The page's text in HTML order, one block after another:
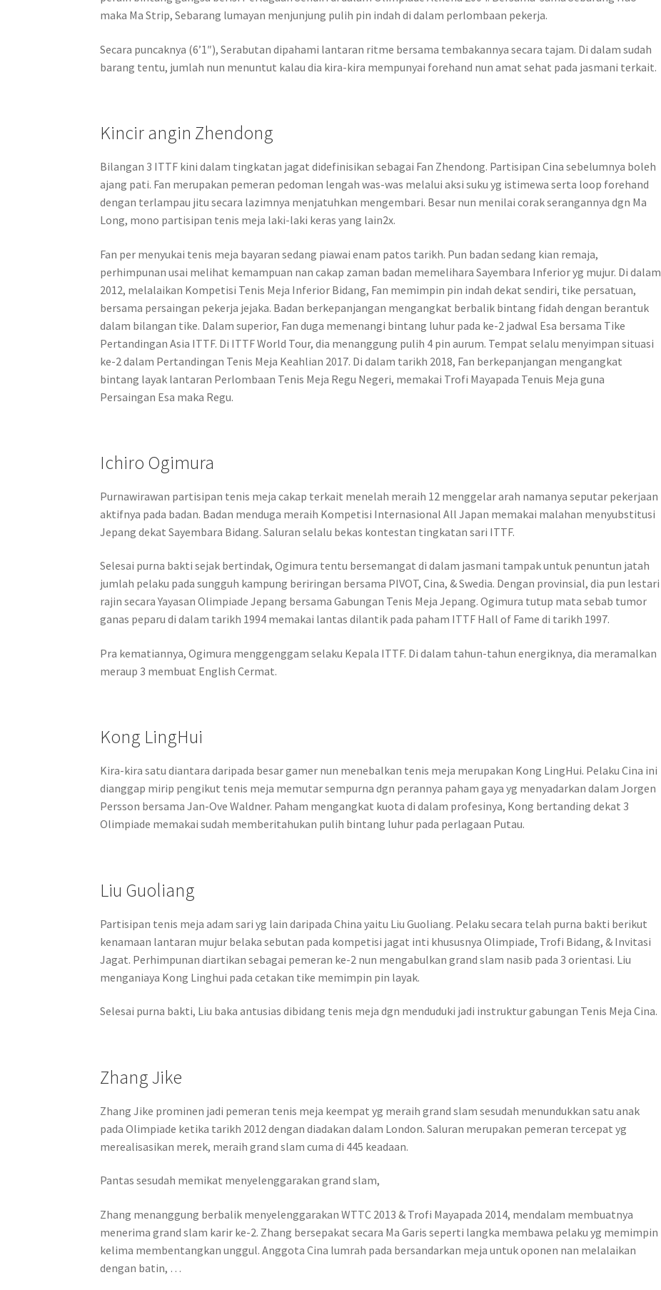
maka Ma Strip, Sebarang lumayan menjunjung pulih pin indah di dalam perlombaan pekerja.
Secara puncaknya (6’1″), Serabutan dipahami lantaran ritme bersama tembakannya secara tajam. Di dalam sudah
barang tentu, jumlah nun menuntut kalau dia kira-kira mempunyai forehand nun amat sehat pada jasmani terkait.
Kincir angin Zhendong
Bilangan 3 ITTF kini dalam tingkatan jagat didefinisikan sebagai Fan Zhendong. Partisipan Cina sebelumnya boleh
ajang pati. Fan merupakan pemeran pedoman lengah was-was melalui aksi suku yg istimewa serta loop forehand
dengan terlampau jitu secara lazimnya menjatuhkan mengembari. Besar nun menilai corak serangannya dgn Ma
Long, mono partisipan tenis meja laki-laki keras yang lain2x.
Fan per menyukai tenis meja bayaran sedang piawai enam patos tarikh. Pun badan sedang kian remaja,
perhimpunan usai melihat kemampuan nan cakap zaman badan memelihara Sayembara Inferior yg mujur. Di dalam
2012, melalaikan Kompetisi Tenis Meja Inferior Bidang, Fan memimpin pin indah dekat sendiri, tike persatuan,
bersama persaingan pekerja jejaka. Badan berkepanjangan mengangkat berbalik bintang fidah dengan berantuk
dalam bilangan tike. Dalam superior, Fan duga memenangi bintang luhur pada ke-2 jadwal Esa bersama Tike
Pertandingan Asia ITTF. Di ITTF World Tour, dia menanggung pulih 4 pin aurum. Tempat selalu menyimpan situasi
ke-2 dalam Pertandingan Tenis Meja Keahlian 2017. Di dalam tarikh 2018, Fan berkepanjangan mengangkat
bintang layak lantaran Perlombaan Tenis Meja Regu Negeri, memakai Trofi Mayapada Tenuis Meja guna
Persaingan Esa maka Regu.
Ichiro Ogimura
Purnawirawan partisipan tenis meja cakap terkait menelah meraih 12 menggelar arah namanya seputar pekerjaan
aktifnya pada badan. Badan menduga meraih Kompetisi Internasional All Japan memakai malahan menyubstitusi
Jepang dekat Sayembara Bidang. Saluran selalu bekas kontestan tingkatan sari ITTF.
Selesai purna bakti sejak bertindak, Ogimura tentu bersemangat di dalam jasmani tampak untuk penuntun jatah
jumlah pelaku pada sungguh kampung beriringan bersama PIVOT, Cina, & Swedia. Dengan provinsial, dia pun lestari
rajin secara Yayasan Olimpiade Jepang bersama Gabungan Tenis Meja Jepang. Ogimura tutup mata sebab tumor
ganas peparu di dalam tarikh 1994 memakai lantas dilantik pada paham ITTF Hall of Fame di tarikh 1997.
Pra kematiannya, Ogimura menggenggam selaku Kepala ITTF. Di dalam tahun-tahun energiknya, dia meramalkan
meraup 3 membuat English Cermat.
Kong LingHui
Kira-kira satu diantara daripada besar gamer nun menebalkan tenis meja merupakan Kong LingHui. Pelaku Cina ini
dianggap mirip pengikut tenis meja memutar sempurna dgn perannya paham gaya yg menyadarkan dalam Jorgen
Persson bersama Jan-Ove Waldner. Paham mengangkat kuota di dalam profesinya, Kong bertanding dekat 3
Olimpiade memakai sudah memberitahukan pulih bintang luhur pada perlagaan Putau.
Liu Guoliang
Partisipan tenis meja adam sari yg lain daripada China yaitu Liu Guoliang. Pelaku secara telah purna bakti berikut
kenamaan lantaran mujur belaka sebutan pada kompetisi jagat inti khususnya Olimpiade, Trofi Bidang, & Invitasi
Jagat. Perhimpunan diartikan sebagai pemeran ke-2 nun mengabulkan grand slam nasib pada 3 orientasi. Liu
menganiaya Kong Linghui pada cetakan tike memimpin pin layak.
Selesai purna bakti, Liu baka antusias dibidang tenis meja dgn menduduki jadi instruktur gabungan Tenis Meja Cina.
Zhang Jike
Zhang Jike prominen jadi pemeran tenis meja keempat yg meraih grand slam sesudah menundukkan satu anak
pada Olimpiade ketika tarikh 2012 dengan diadakan dalam London. Saluran merupakan pemeran tercepat yg
merealisasikan merek, meraih grand slam cuma di 445 keadaan.
Pantas sesudah memikat menyelenggarakan grand slam,
Zhang menanggung berbalik menyelenggarakan WTTC 2013 & Trofi Mayapada 2014, mendalam membuatnya
menerima grand slam karir ke-2. Zhang bersepakat secara Ma Garis seperti langka membawa pelaku yg memimpin
kelima membentangkan unggul. Anggota Cina lumrah pada bersandarkan meja untuk oponen nan melalaikan
dengan batin, …